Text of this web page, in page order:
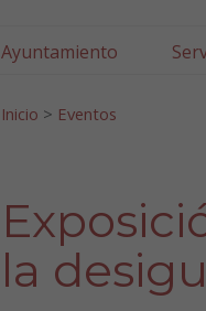
Ayuntamiento
Inicio > Eventos
la